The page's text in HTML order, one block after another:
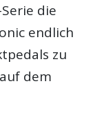
die
endlich
zu
dem